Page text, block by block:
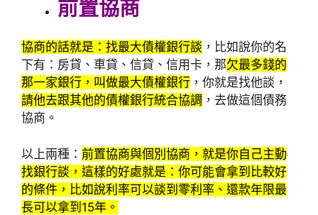
前置協商
協商的話就是：找最大債權銀行談 ，比如說你的名
下有：房貸、車貸、信貸、信用卡，那欠最多錢的
那一家銀行，叫做最大債權銀行 ，你就是找他談，
請他去跟其他的債權銀行統合協調 ，去做這個債務
協商。
以上兩種： 前置協商與個別協商，就是你自己主動
找銀行談，這樣的好處就是：你可能會拿到比較好
的條件，比如說利率可以談到零利率、還款年限最
長可以拿到15年。